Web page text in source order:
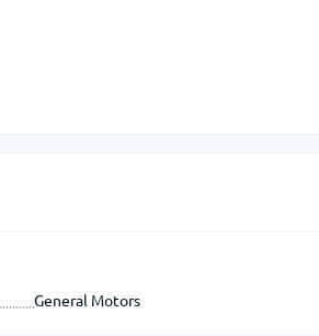
General Motors